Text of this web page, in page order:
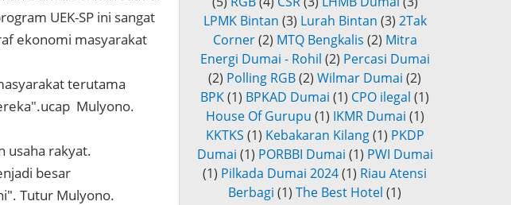
UEK-SP ini sangat
ekonomi masyarakat
terutama
Mulyono.
usaha rakyat.
besar
Tutur Mulyono.
LPMK Bintan (3) Lurah Bintan (3) 2Tak
Corner (2) MTQ Bengkalis (2) Mitra
Energi Dumai - Rohil (2) Percasi Dumai
(2) Polling RGB(2) Wilmar Dumai (2)
BPK(1) BPKAD Dumai (1) CPO ilegal (1)
House Of Gurupu (1) IKMR Dumai (1)
KKTKS (1) Kebakaran Kilang (1) PKDP
Dumai (1) PORBBI Dumai (1) PWI Dumai
(1) Pilkada Dumai 2024(1) Riau Atensi
Berbagi (1) The Best Hotel (1)